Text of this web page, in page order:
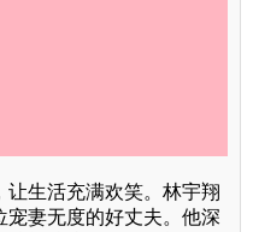
生活充满欢笑。林宇翔
妻无度的好丈夫。他深